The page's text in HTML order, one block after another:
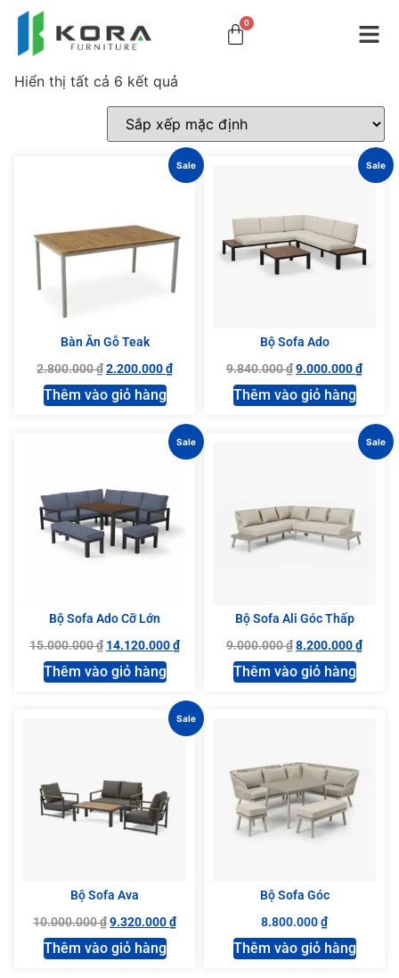
0
Hiển thị tất cả 6 kết quả
Sale
Bàn Ăn Gỗ Teak
2.800.000₫2.200.000₫
Thêm vào giỏ hàng
Sale
Bộ Sofa Ado
9.840.000₫9.000.000₫
Thêm vào giỏ hàng
Sale
Bộ Sofa Ado Cỡ Lớn
15.000.000₫ 14.120.000₫
Thêm vào giỏ hàng
Sale
Bộ Sofa Ali Góc Thấp
9.000.000₫8.200.000₫
Thêm vào giỏ hàng
Sale
Bộ Sofa Ava
10.000.000₫9.320.000₫
Thêm vào giỏ hàng
Bộ Sofa Góc
8.800.000₫
Thêm vào giỏ hàng